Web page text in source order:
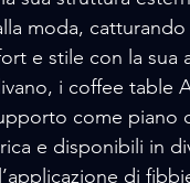
moda,
e stile con la sua
i coffee table
come piano
e disponibili in
di